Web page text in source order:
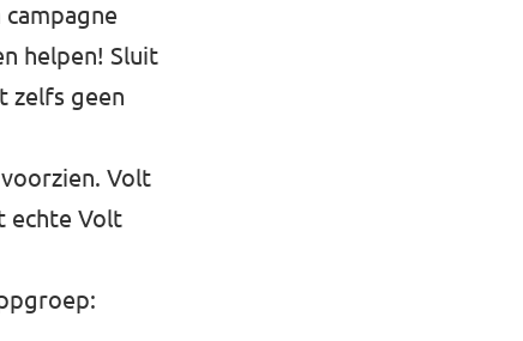
helpen! Sluit
zelfs geen
Volt
echte Volt